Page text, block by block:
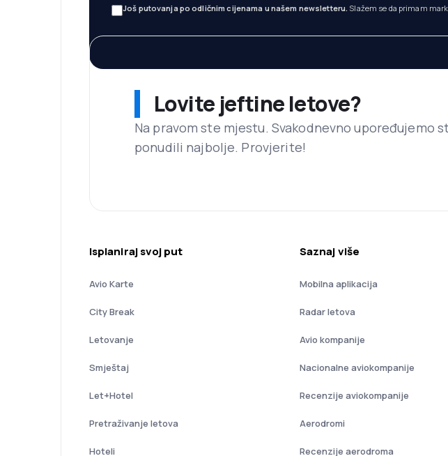
Još putovanja po odličnim cijenama u našem newsletteru. Slažem se da primam
Lovite jeftine letove?
Na pravom ste mjestu. Svakodnevno upoređujemo
ponudili najbolje. Provjerite!
Isplaniraj svoj put
Avio Karte
City Break
Letovanje
Smještaj
Let+Hotel
Pretraživanje letova
Hoteli
Saznaj više
Mobilna aplikacija
Radar letova
Avio kompanije
Nacionalne aviokompanije
Recenzije aviokompanije
Aerodromi
Recenzije aerodroma